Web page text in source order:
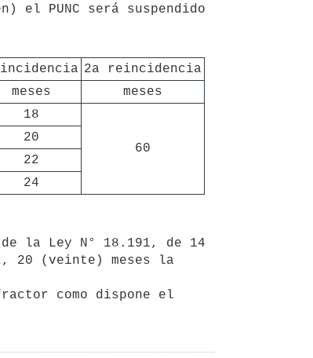
el PUNC será suspendido
2a reincidencia
meses
meses
18
60
20
22
24
20 (veinte) meses la